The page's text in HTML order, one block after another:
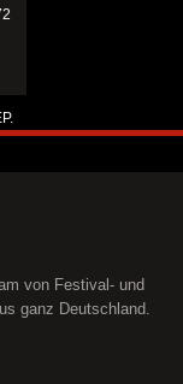
von Festival- und
ganz Deutschland.